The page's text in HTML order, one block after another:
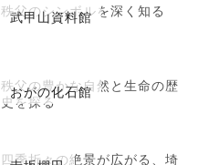
武甲山資料館
秩父のシンボルを深く知る
おがの化石館
秩父の豊かな自然と生命の歴
史を探る
四季折々の絶景が広がる、埼